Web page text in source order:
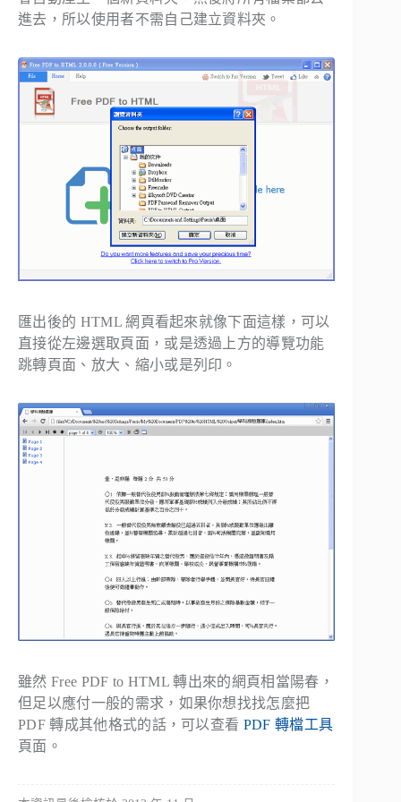
進去，所以使用者不需自己建立資料夾。
匯出後的 HTML 網頁看起來就像下面這樣，可以
直接從左邊選取頁面，或是透過上方的導覽功能
跳轉頁面、放大、縮小或是列印。
雖然 Free PDF to HTML 轉出來的網頁相當陽春，
但足以應付一般的需求，如果你想找找怎麼把
PDF 轉成其他格式的話，可以查看 PDF 轉檔工具
頁面。